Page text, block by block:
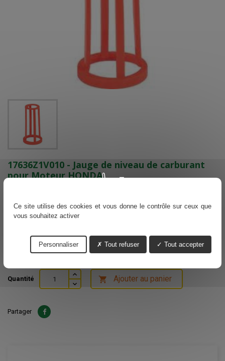
17636Z1V010 - Jauge de niveau de carburant
pour Moteur HONDA
En stock
19,82 €TTC
Quantité  Ajouter au panier
Partager
Ce site utilise des cookies et vous donne le contrôle sur ceux que
vous souhaitez activer
Tout accepter
Tout refuser
Personnaliser